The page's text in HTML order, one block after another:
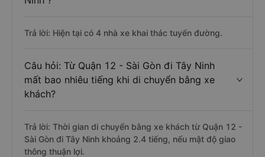
Trả lời: Hiện tại có 4 nhà xe khai thác tuyến đường.
Câu hỏi: Từ Quận 12 - Sài Gòn đi Tây Ninh
mất bao nhiêu tiếng khi di chuyển bằng xe
khách?
Trả lời: Thời gian di chuyển bằng xe khách từ Quận 12 -
Sài Gòn đi Tây Ninh khoảng 2.4 tiếng, nếu mật độ giao
thông thuận lợi.